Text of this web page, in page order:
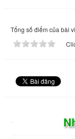
Tổng số điểm của bài